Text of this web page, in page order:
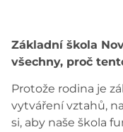
Základní škola
všechny, proč
Protože rodina je
vytváření vztahů,
si, aby naše škola